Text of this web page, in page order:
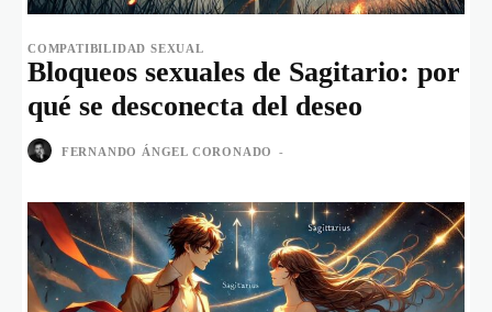
COMPATIBILIDAD SEXUAL
Bloqueos sexuales de Sagitario: por
qué se desconecta del deseo
FERNANDO ÁNGEL CORONADO -